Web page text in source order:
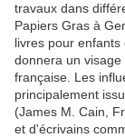
travaux dans
Papiers Gras à
livres pour
donnera un
française. Les
principalement
(James M. Cain,
et d'écrivains